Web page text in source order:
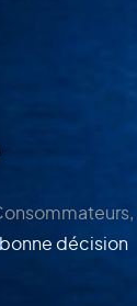
,
décision